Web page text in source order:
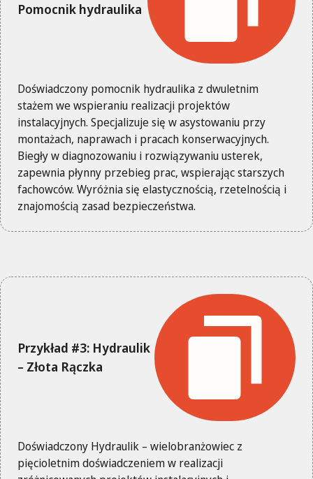
Pomocnik hydraulika
Doświadczony pomocnik hydraulika z dwuletnim
stażem we wspieraniu realizacji projektów
instalacyjnych. Specjalizuje się w asystowaniu przy
montażach, naprawach i pracach konserwacyjnych.
Biegły w diagnozowaniu i rozwiązywaniu usterek,
zapewnia płynny przebieg prac, wspierając starszych
fachowców. Wyróżnia się elastycznością, rzetelnością i
znajomością zasad bezpieczeństwa.
Przykład #3: Hydraulik
– Złota Rączka
Doświadczony Hydraulik – wielobranżowiec z
pięcioletnim doświadczeniem w realizacji